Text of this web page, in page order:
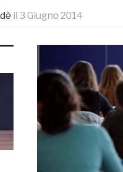
il 3 Giugno 2014